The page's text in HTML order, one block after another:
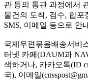
관 등의 통관 과정에서
물건의 도착, 검수, 합포
SMS, 이메일 등으로 안
국제우편묶음배송서비
터넷 카페(DAUM과
색하거나, 카카오톡(ID
국), 이메일